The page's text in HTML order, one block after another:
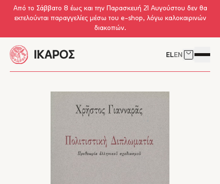
Skip to main content
Από το Σάββατο 8 έως και την Παρασκευή 21 Αυγούστου δεν θα
εκτελούνται παραγγελίες μέσω του e-shop, λόγω καλοκαιρινών
διακοπών.
ELEN Δείτε το